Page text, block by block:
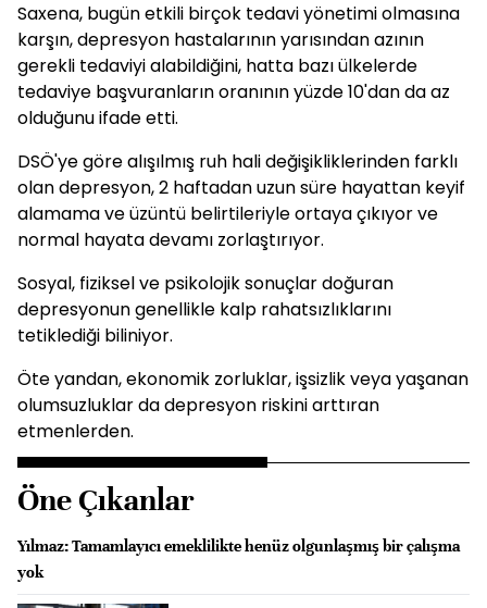
Saxena, bugün etkili birçok tedavi yönetimi olmasına
karşın, depresyon hastalarının yarısından azının
gerekli tedaviyi alabildiğini, hatta bazı ülkelerde
tedaviye başvuranların oranının yüzde 10'dan da az
olduğunu ifade etti.
DSÖ'ye göre alışılmış ruh hali değişikliklerinden farklı
olan depresyon, 2 haftadan uzun süre hayattan keyif
alamama ve üzüntü belirtileriyle ortaya çıkıyor ve
normal hayata devamı zorlaştırıyor.
Sosyal, fiziksel ve psikolojik sonuçlar doğuran
depresyonun genellikle kalp rahatsızlıklarını
tetiklediği biliniyor.
Öte yandan, ekonomik zorluklar, işsizlik veya yaşanan
olumsuzluklar da depresyon riskini arttıran
etmenlerden.
Öne Çıkanlar
Yılmaz: Tamamlayıcı emeklilikte henüz olgunlaşmış bir çalışma
yok